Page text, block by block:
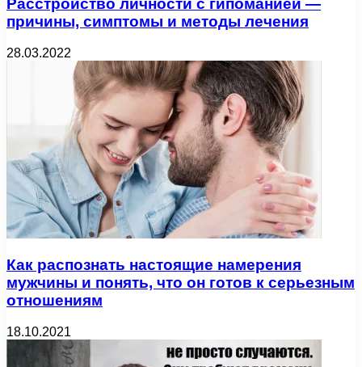
Расстройство личности с гипоманией —
причины, симптомы и методы лечения
28.03.2022
Как распознать настоящие намерения
мужчины и понять, что он готов к серьезным
отношениям
18.10.2021